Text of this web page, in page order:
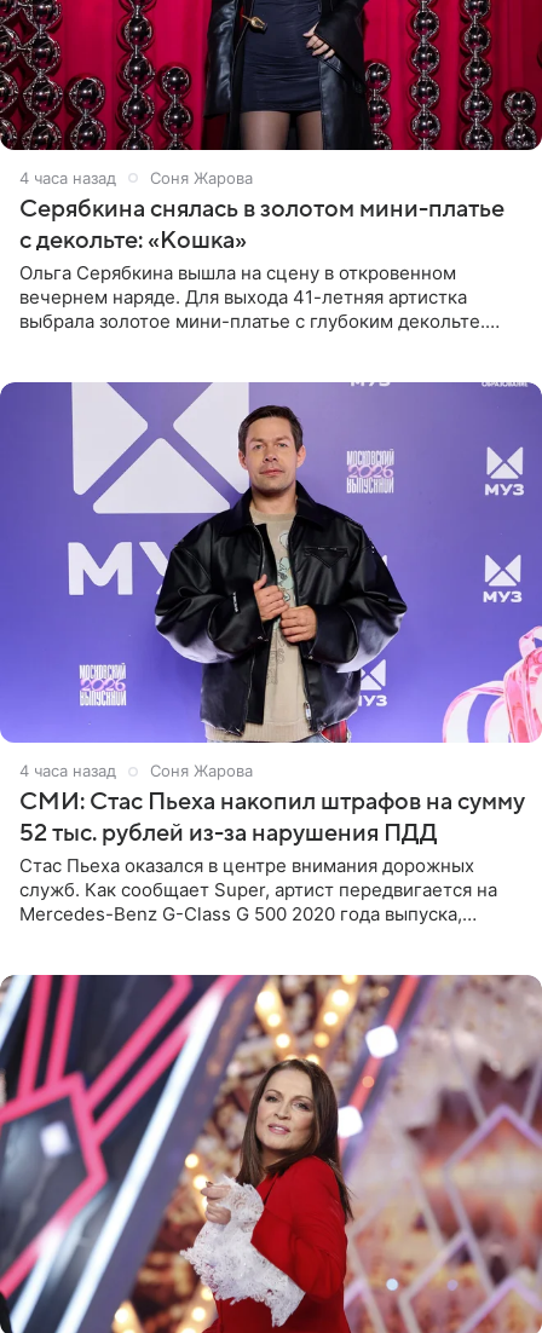
4 часа назад Соня Жарова
Серябкина снялась в золотом мини-платье
с декольте: «Кошка»
Ольга Серябкина вышла на сцену в откровенном
вечернем наряде. Для выхода 41-летняя артистка
выбрала золотое мини-платье с глубоким декольте.
4 часа назад Соня Жарова
СМИ: Стас Пьеха накопил штрафов на сумму
52 тыс. рублей из-за нарушения ПДД
Стас Пьеха оказался в центре внимания дорожных
служб. Как сообщает Super, артист передвигается на
Mercedes-Benz G-Class G 500 2020 года выпуска,